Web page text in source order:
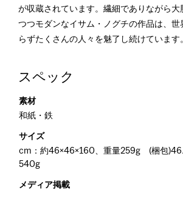
が収蔵されています。繊細でありながら大
つつモダンなイサム・ノグチの作品は、世
らずたくさんの人々を魅了し続けています
スペック
素材
和紙・鉄
サイズ
cm：約46×46×160、重量259g (梱包
540g
メディア掲載